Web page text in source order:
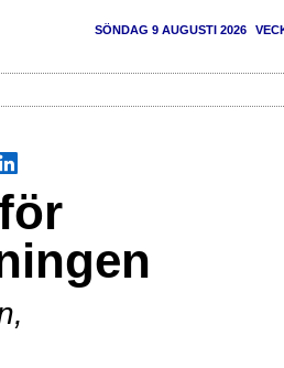
SÖNDAG 9 AUGUSTI 2026
,